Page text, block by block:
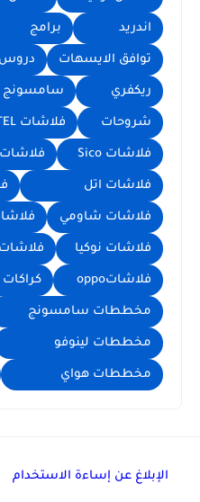
اندريد برامج
توافق الايسهات دروس
ريكفري سامسونج
شروحات فلاشات ALCATEL
فلاشات Sico فلاشات TECNO
فلاشات اتل
فلاشات شاومي
فلاشات نوكيا
فلاشاتoppo
مخططات سامسونج
مخططات لينوفو
مخططات هواي
الإبلاغ عن إساءة الاستخدام